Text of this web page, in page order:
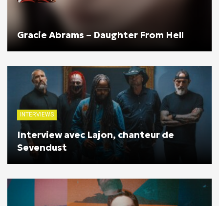
Gracie Abrams – Daughter From Hell
INTERVIEWS
Interview avec Lajon, chanteur de
Sevendust